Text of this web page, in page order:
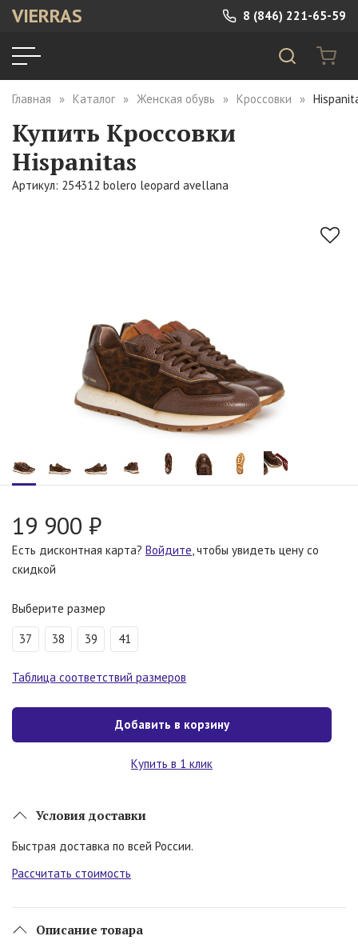
VIERRAS 8 (846) 221-65-59
Главная Каталог Женская обувь Кроссовки
Купить Кроссовки
Hispanitas
Артикул: 254312 bolero leopard avellana
19 900 ₽
Есть дисконтная карта? Войдите, чтобы увидеть цену со
скидкой
Выберите размер
37 38 39 41
Таблица соответствий размеров
Добавить в корзину
Купить в 1 клик
Условия доставки
Быстрая доставка по всей России.
Рассчитать стоимость
Описание товара